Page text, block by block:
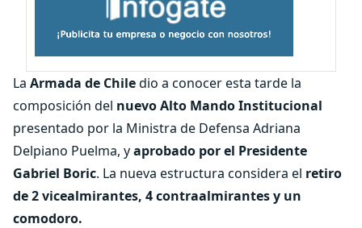
La Armada de Chiledio a conocer esta tarde la
composición del nuevo Alto Mando Institucional
presentado por la Ministra de Defensa Adriana
Delpiano Puelma, yaprobado por el Presidente
Gabriel Boric. La nueva estructura considera el retiro
de 2 vicealmirantes, 4 contraalmirantes y un
comodoro.